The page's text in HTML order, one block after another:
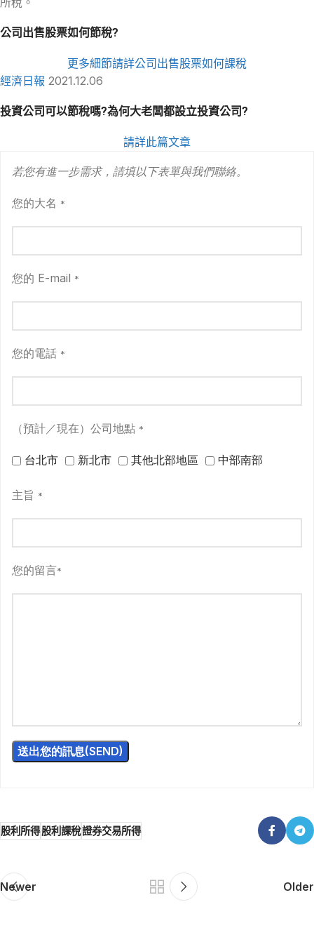
公司出售股票如何節稅?
更多細節請詳公司出售股票如何課稅
經濟日報 2021.12.06
投資公司可以節稅嗎?為何大老闆都設立投資公司?
請詳此篇文章
若您有進一步需求，請填以下表單與我們聯絡。
您的大名 *
您的 E-mail *
您的電話 *
（預計／現在）公司地點 *
台北市 新北市 其他北部地區 中部南部
主旨 *
您的留言*
股利所得股利課稅證券交易所得
Newer Older